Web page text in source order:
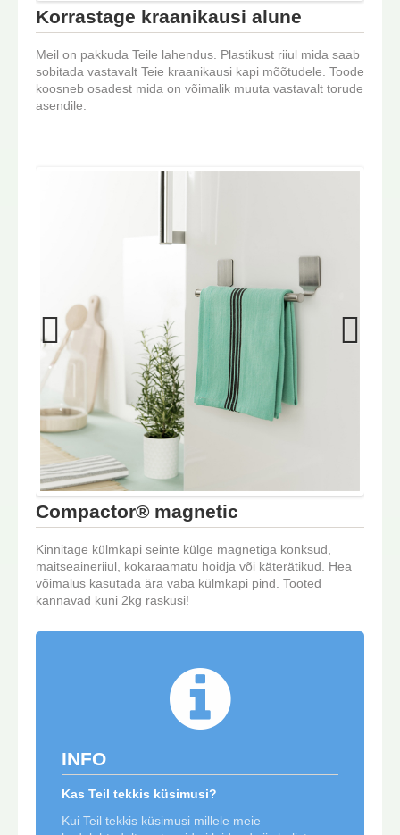
Korrastage kraanikausi alune
Meil on pakkuda Teile lahendus. Plastikust riiul mida saab
sobitada vastavalt Teie kraanikausi kapi mõõtudele. Toode
koosneb osadest mida on võimalik muuta vastavalt torude
asendile.
Previo
us
Compactor® magnetic
Kinnitage külmkapi seinte külge magnetiga konksud,
maitseaineriiul, kokaraamatu hoidja või käterätikud. Hea
võimalus kasutada ära vaba külmkapi pind. Tooted
kannavad kuni 2kg raskusi!
INFO
Kas Teil tekkis küsimusi?
Kui Teil tekkis küsimusi millele meie